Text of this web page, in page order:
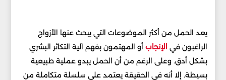
يعد الحمل من أكثر الموضوعات التي يبحث عنها الأزواج
الراغبون في الإنجاب أو المهتمون بفهم آلية التكاثر البشري
بشكل أدق. وعلى الرغم من أن الحمل يبدو عملية طبيعية
بسيطة. إلا أنه في الحقيقة يعتمد على سلسلة متكاملة من